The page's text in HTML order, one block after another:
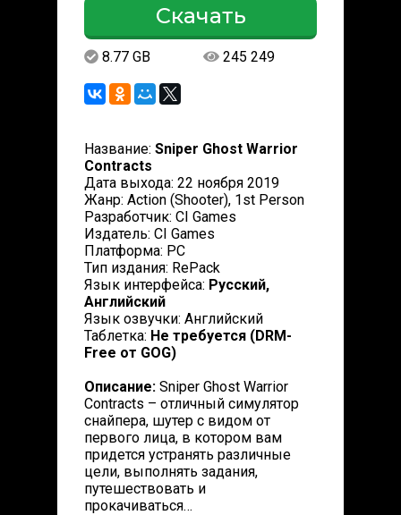
Скачать
8.77 GB 245 249
Название: Sniper Ghost Warrior
Contracts
Дата выхода: 22 ноября 2019
Жанр: Action (Shooter), 1st Person
Разработчик: CI Games
Издатель: CI Games
Платформа: PC
Тип издания: RePack
Язык интерфейса: Русский,
Английский
Язык озвучки: Английский
Таблетка: Не требуется (DRM-
Free от GOG)
Описание: Sniper Ghost Warrior
Contracts – отличный симулятор
снайпера, шутер с видом от
первого лица, в котором вам
придется устранять различные
цели, выполнять задания,
путешествовать и
прокачиваться…